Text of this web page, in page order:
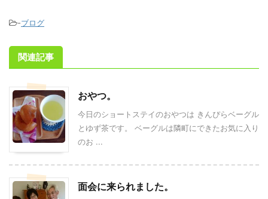
-ブログ
関連記事
おやつ。
今日のショートステイのおやつは きんぴらベーグル
とゆず茶です。 ベーグルは隣町にできたお気に入り
のお ...
面会に来られました。